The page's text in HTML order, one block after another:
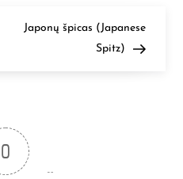
Next
Post
Japonų špicas (Japanese
Spitz)
0